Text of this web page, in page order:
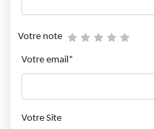
Votre note
Votre email*
Votre Site